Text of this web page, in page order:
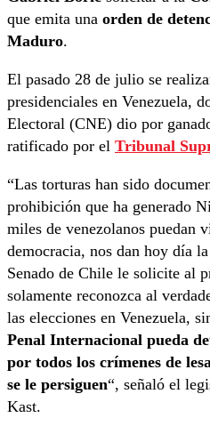
que emita una orden de
Maduro.
El pasado 28 de julio se
presidenciales en Venezuela,
Electoral (CNE) dio por
ratificado por el Tribunal
“Las torturas han sido
prohibición que ha generado
miles de venezolanos puedan
democracia, nos dan hoy día
Senado de Chile le solicite al
solamente reconozca al
las elecciones en Venezuela,
Penal Internacional pueda
por todos los crímenes de
se le persiguen“, señaló el
Kast.